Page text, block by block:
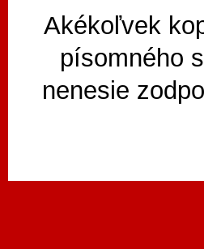
Akékoľvek
písomného
nenesie